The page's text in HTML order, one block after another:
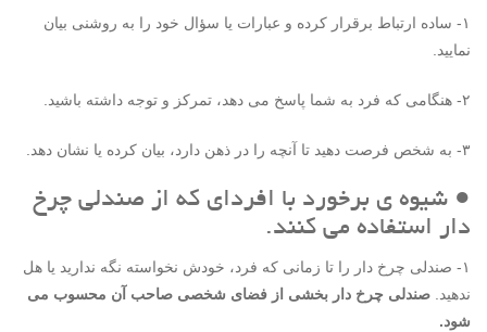
۱- ساده ارتباط برقرار کرده و عبارات یا سؤال خود را به روشنی بیان
نمایید.
۲- هنگامی که فرد به شما پاسخ می دهد، تمرکز و توجه داشته باشید.
۳- به شخص فرصت دهید تا آنچه را در ذهن دارد، بیان کرده یا نشان دهد.
● شیوه ی برخورد با افردای که از صندلی چرخ
دار استفاده می کنند.
۱- صندلی چرخ دار را تا زمانی که فرد، خودش نخواسته نگه ندارید یا هل
ندهید. صندلی چرخ دار بخشی از فضای شخصی صاحب آن محسوب می
شود.